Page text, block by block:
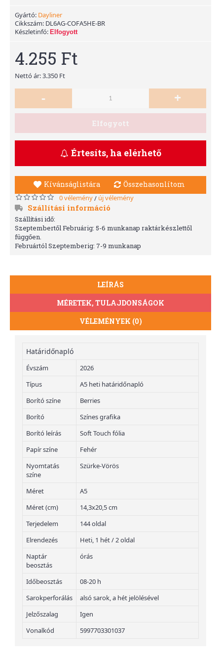
Gyártó: Dayliner
Cikkszám: DL6AG-COFA5HE-BR
Készletinfó: Elfogyott
4.255 Ft
Nettó ár: 3.350 Ft
- +
Elfogyott
Értesíts, ha elérhető
Kívánságlistára Összehasonlítom
0 vélemény/ új vélemény
Szállítási információ
Szállítási idő:
Szeptembertől Februárig: 5-6 munkanap raktárkészlettől
függően.
Februártól Szeptemberig: 7-9 munkanap
LEÍRÁS
MÉRETEK, TULAJDONSÁGOK
VÉLEMÉNYEK (0)
Határidőnapló
Évszám
2026
Típus
A5 heti határidőnapló
Borító színe
Berries
Borító
Színes grafika
Borító leírás
Soft Touch fólia
Papír színe
Fehér
Nyomtatás
színe
Szürke-Vörös
Méret
A5
Méret (cm)
14,3x20,5 cm
Terjedelem
144 oldal
Elrendezés
Heti, 1 hét / 2 oldal
Naptár
beosztás
órás
Időbeosztás
08-20 h
Sarokperforálás
alsó sarok, a hét jelölésével
Jelzőszalag
Igen
Vonalkód
5997703301037